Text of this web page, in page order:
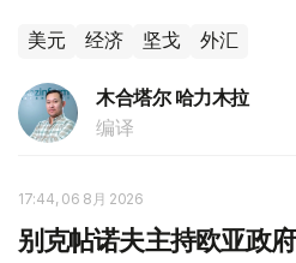
美元 经济 坚戈 外汇
木合塔尔 哈力木拉
编译
17:44, 06 8月 2026
别克帖诺夫主持欧亚政